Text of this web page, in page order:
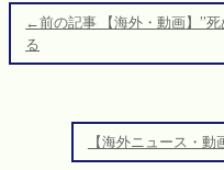
稿
ナ
←前の記事 【海外・動画】”
る
【海外ニュース・